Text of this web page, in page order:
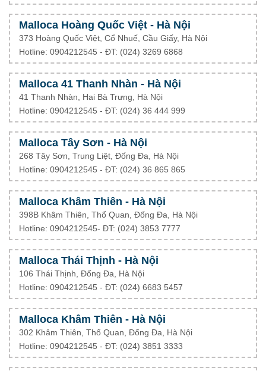
Malloca Hoàng Quốc Việt - Hà Nội
373 Hoàng Quốc Việt, Cổ Nhuế, Cầu Giấy, Hà Nội
Hotline: 0904212545 - ĐT: (024) 3269 6868
Malloca 41 Thanh Nhàn - Hà Nội
41 Thanh Nhàn, Hai Bà Trưng, Hà Nội
Hotline: 0904212545 - ĐT: (024) 36 444 999
Malloca Tây Sơn - Hà Nội
268 Tây Sơn, Trung Liệt, Đống Đa, Hà Nội
Hotline: 0904212545 - ĐT: (024) 36 865 865
Malloca Khâm Thiên - Hà Nội
398B Khâm Thiên, Thổ Quan, Đống Đa, Hà Nội
Hotline: 0904212545- ĐT: (024) 3853 7777
Malloca Thái Thịnh - Hà Nội
106 Thái Thịnh, Đống Đa, Hà Nội
Hotline: 0904212545 - ĐT: (024) 6683 5457
Malloca Khâm Thiên - Hà Nội
302 Khâm Thiên, Thổ Quan, Đống Đa, Hà Nội
Hotline: 0904212545 - ĐT: (024) 3851 3333